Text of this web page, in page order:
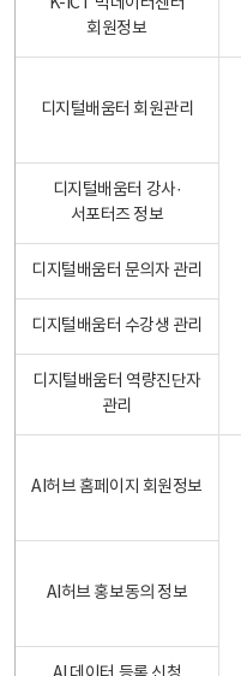
회원정보
디지털배움터 회원관리
디지털배움터 강사·
서포터즈 정보
디지털배움터 문의자 관리
디지털배움터 수강생 관리
디지털배움터 역량진단자
관리
AI허브 홈페이지 회원정보
AI허브 홍보동의 정보